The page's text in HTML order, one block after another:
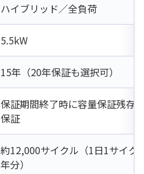
ハイブリッド／全負荷
5.5kW
15年（20年保証も選択可）
保証期間終了時に容量保証残存
保証
約12,000サイクル（1日1サイク
年分）